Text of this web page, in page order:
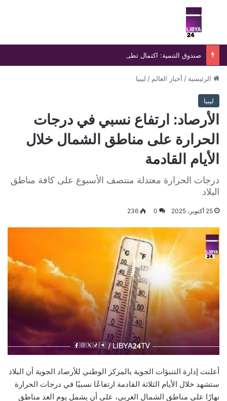
بحث عن
الرئيسية / أخبار العالم / ليبيا
ليبيا
الأرصاد: ارتفاع نسبي في درجات
الحرارة على مناطق الشمال خلال
الأيام القادمة
درجات الحرارة معتدلة منتصف الأسبوع على كافة مناطق
البلاد
25 أكتوبر، 2025 0
236
أعلنت إدارة التنبؤات الجوية بالمركز الوطني للأرصاد الجوية أن البلاد
ستشهد خلال الأيام الثلاثة القادمة ارتفاعًا نسبيًا في درجات الحرارة
نهارًا على مناطق الشمال الغربي، على أن يشمل يوم الغد مناطق